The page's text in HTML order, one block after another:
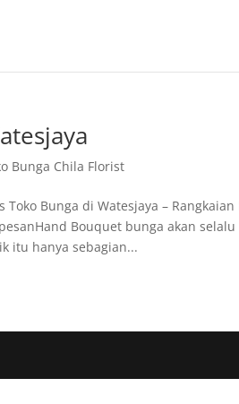
Bunga Chila Florist
Toko Bunga di Watesjaya –
Bouquet bunga akan
itu hanya sebagian...